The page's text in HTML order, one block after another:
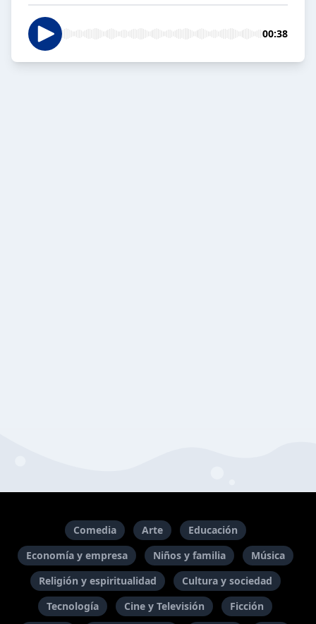
00:38
Comedia Arte
Educación
Economía y empresa
Niños y familia
Música
Religión y espiritualidad
Cultura y sociedad
Tecnología
Cine y Televisión Ficción